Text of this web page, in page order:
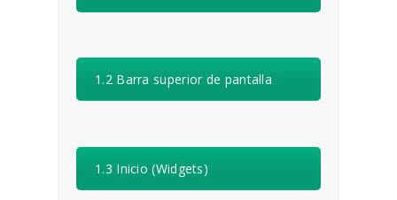
1.2 Barra superior de pantalla
1.3 Inicio (Widgets)